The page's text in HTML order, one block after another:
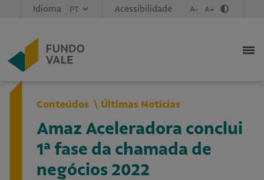
Idioma Acessibilidade A- A+
Conteúdos Últimas Notícias
Amaz Aceleradora conclui
1ª fase da chamada de
negócios 2022